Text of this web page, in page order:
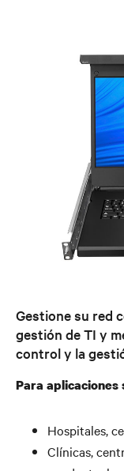
Gestione su red
gestión de TI y
control y la
Para
Hospitales,
Clínicas,